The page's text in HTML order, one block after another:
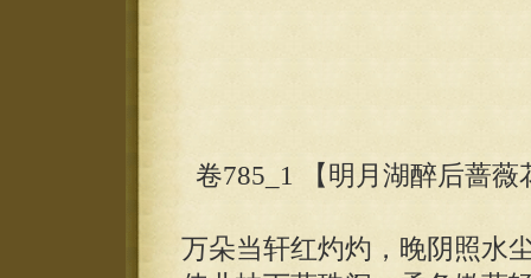
卷785_1 【明月湖醉后蔷薇
万朵当轩红灼灼，晚阴照水